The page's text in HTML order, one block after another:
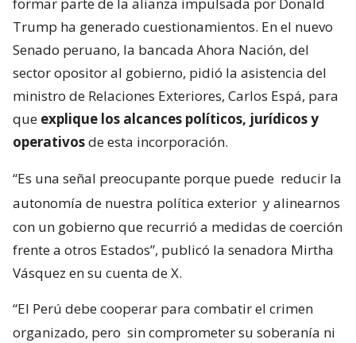
formar parte de la alianza impulsada por Donald
Trump ha generado cuestionamientos. En el nuevo
Senado peruano, la bancada Ahora Nación, del
sector opositor al gobierno, pidió la asistencia del
ministro de Relaciones Exteriores, Carlos Espá, para
que explique los alcances políticos, jurídicos y
operativosde esta incorporación.
“Es una señal preocupante porque puede reducir la
autonomía de nuestra política exterior y alinearnos
con un gobierno que recurrió a medidas de coerción
frente a otros Estados”, publicó la senadora Mirtha
Vásquez en su cuenta de X.
“El Perú debe cooperar para combatir el crimen
organizado, pero sin comprometer su soberanía ni